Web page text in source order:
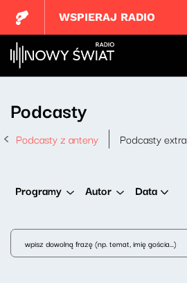
WSPIERAJ RADIO
Podcasty
Podcasty z anteny Podcasty extra
Programy Autor Data